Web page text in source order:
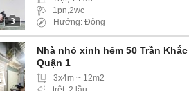
3
1pn,2wc
Hướng: Đông
Nhà nhỏ xinh hẻm 50 Trần
Quận 1
3x4m ~ 12m2